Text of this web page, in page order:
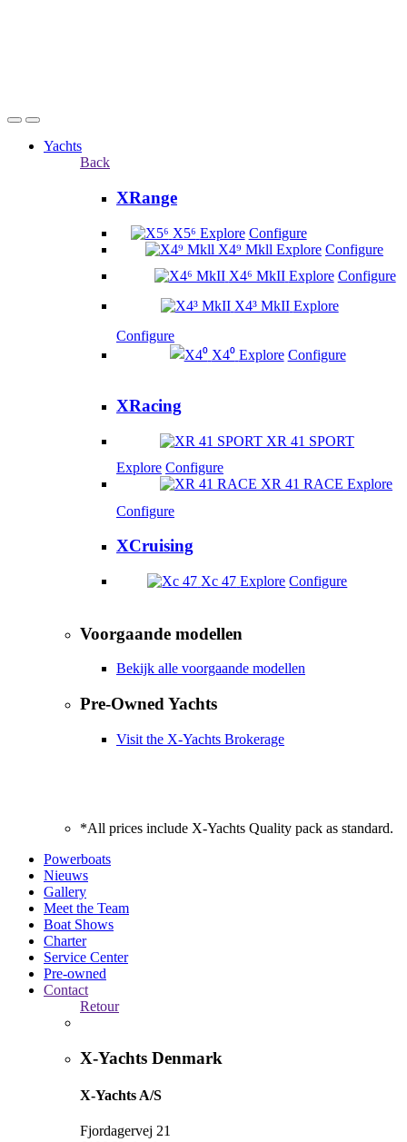
Yachts
Back
XRange
X5⁶ Explore Configure
X4⁹ Mkll Explore Configure
X4⁶ MkII Explore Configure
X4³ MkII Explore
Configure
X4⁰ Explore Configure
XRacing
XR 41 SPORT
Explore Configure
XR 41 RACE Explore
Configure
XCruising
Xc 47 Explore Configure
Voorgaande modellen
Bekijk alle voorgaande modellen
Pre-Owned Yachts
Visit the X-Yachts Brokerage
*All prices include X-Yachts Quality pack as standard.
Powerboats
Nieuws
Gallery
Meet the Team
Boat Shows
Charter
Service Center
Pre-owned
Contact
Retour
X-Yachts Denmark
X-Yachts A/S
Fjordagervej 21